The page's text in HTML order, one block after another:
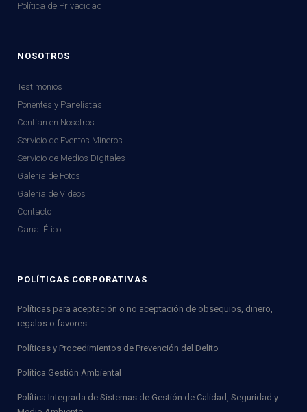
Política de Privacidad
NOSOTROS
Testimonios
Ponentes y Panelistas
Confían en Nosotros
Servicio de Eventos Mineros
Servicio de Medios Digitales
Galería de Fotos
Galería de Videos
Contacto
Canal Ético
POLÍTICAS CORPORATIVAS
Políticas para aceptación o no aceptación de obsequios, dinero,
regalos o favores
Políticas y Procedimientos de Prevención del Delito
Política Gestión Ambiental
Política Integrada de Sistemas de Gestión de Calidad, Seguridad y